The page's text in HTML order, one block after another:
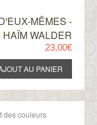
MÊMES -
HAÏM WALDER
23,00€